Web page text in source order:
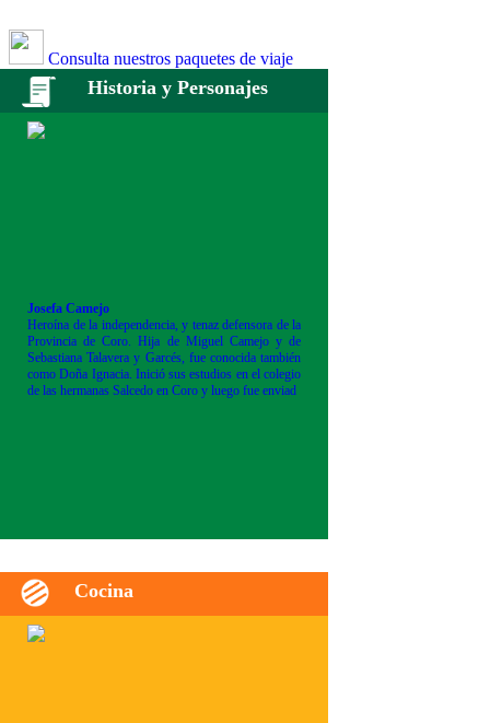
Consulta nuestros paquetes de viaje
Historia y Personajes
Josefa Camejo
Heroína de la independencia, y tenaz defensora de la
Provincia de Coro. Hija de Miguel Camejo y de
Sebastiana Talavera y Garcés, fue conocida también
como Doña Ignacia. Inició sus estudios en el colegio
de las hermanas Salcedo en Coro y luego fue enviad
Cocina